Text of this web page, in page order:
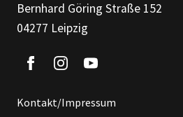
Bernhard Göring Straße 152
04277 Leipzig
Kontakt/Impressum